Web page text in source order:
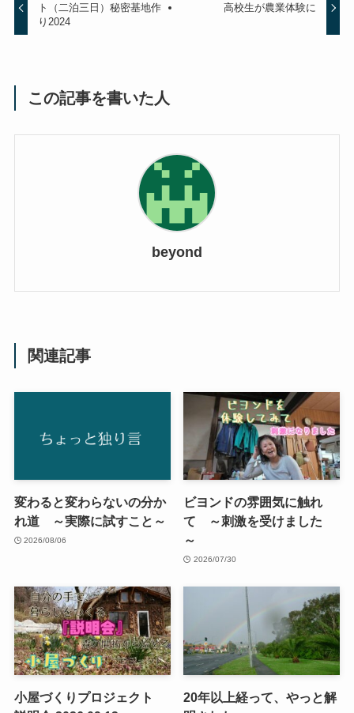
ト（二泊三日）秘密基地作
り2024
高校生が農業体験に
この記事を書いた人
beyond
関連記事
変わると変わらないの分か
れ道 ～実際に試すこと～
2026/08/06
ビヨンドの雰囲気に触れ
て ～刺激を受けました
～
2026/07/30
小屋づくりプロジェクト
20年以上経って、やっと解